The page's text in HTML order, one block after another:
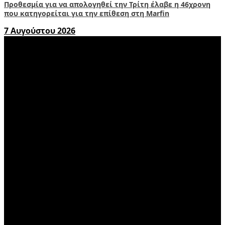
Προθεσμία για να απολογηθεί την Τρίτη έλαβε η 46χρονη
που κατηγορείται για την επίθεση στη Marfin
7 Αυγούστου 2026